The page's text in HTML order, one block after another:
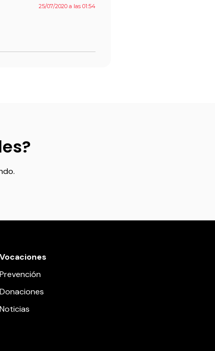
25/07/2020 a las 01:54
Vocaciones
Prevención
Donaciones
Noticias